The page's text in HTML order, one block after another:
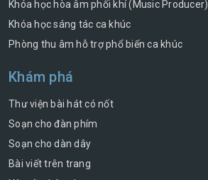
Khóa học hòa âm phối khí (Music Producer)
Khóa học sáng tác ca khúc
Phòng thu âm hỗ trợ phổ biến ca khúc
Khám phá
Thư viện bài hát có nốt
Soạn cho đàn phím
Soạn cho dàn dây
Bài viết trên trang